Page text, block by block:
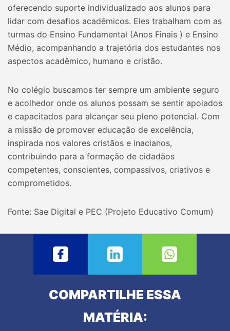
oferecendo suporte individualizado aos alunos para
lidar com desafios acadêmicos. Eles trabalham com as
turmas do Ensino Fundamental (Anos Finais ) e Ensino
Médio, acompanhando a trajetória dos estudantes nos
aspectos acadêmico, humano e cristão.
No colégio buscamos ter sempre um ambiente seguro
e acolhedor onde os alunos possam se sentir apoiados
e capacitados para alcançar seu pleno potencial. Com
a missão de promover educação de excelência,
inspirada nos valores cristãos e inacianos,
contribuindo para a formação de cidadãos
competentes, conscientes, compassivos, criativos e
comprometidos.
Fonte: Sae Digital e PEC (Projeto Educativo Comum)
COMPARTILHE ESSA
MATÉRIA: